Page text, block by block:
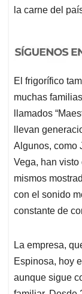
la carne del
El frigorífico
muchas
llamados
llevan
Algunos, como
Vega, han
mismos
con el sonido
constante de
La empresa,
Espinosa, hoy
aunque sigue